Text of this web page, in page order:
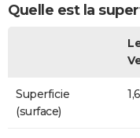
Quelle est la
Superficie
(surface)